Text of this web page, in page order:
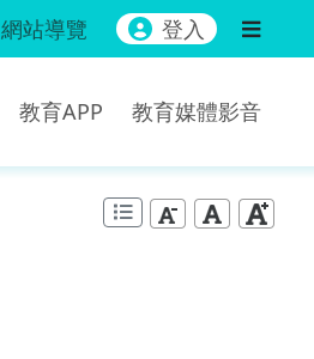
網站導覽 登入
教育APP 教育媒體影音